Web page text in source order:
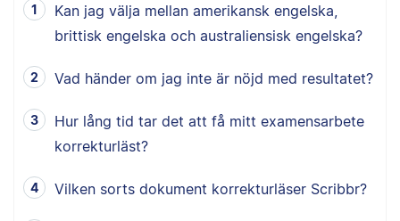
Kan jag välja mellan amerikansk engelska,
brittisk engelska och australiensisk engelska?
Vad händer om jag inte är nöjd med resultatet?
Hur lång tid tar det att få mitt examensarbete
korrekturläst?
Vilken sorts dokument korrekturläser Scribbr?